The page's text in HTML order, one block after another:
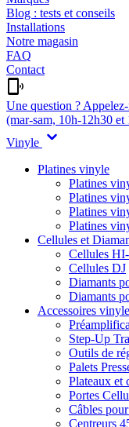
Blog : tests et conseils
Installations
Notre magasin
FAQ
Contact
Une question ?
(mar-sam, 10h-12h30 et
Vinyle
Platines vinyle
Platines
Platines
Platines
Platines
Cellules et
Cellules
Cellules DJ
Diamants
Diamants
Accessoires vinyle
Step-Up
Outils de
Palets
Plateaux et
Portes
Câbles
Centreurs